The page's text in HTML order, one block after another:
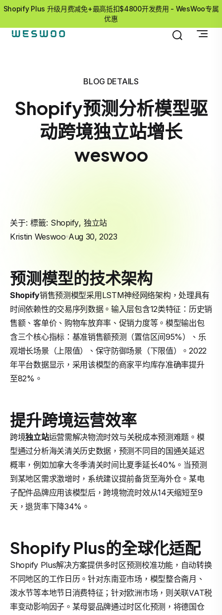
Shopify Plus 升级月费减免+最高抵扣$4800开发费用 - WesWoo专属
优惠
BLOG DETAILS
Shopify预测分析模型驱
动跨境独立站增长
weswoo
关于: 標籤: Shopify, 独立站
Kristin Weswoo Aug 30, 2023
预测模型的技术架构
Shopify销售预测模型采用LSTM神经网络架构，处理具有
时间依赖性的交易序列数据。输入层包含12类特征：历史销
售额、客单价、购物车放弃率、促销力度等。模型输出包
含三个核心指标：基准销售额预测（置信区间95%）、乐
观增长场景（上限值）、保守防御场景（下限值）。2022
年平台数据显示，采用该模型的商家平均库存准确率提升
至82%。
提升跨境运营效率
跨境独立站运营需解决物流时效与关税成本预测难题。模
型通过分析海关清关历史数据，预测不同目的国通关延迟
概率，例如加拿大冬季清关时间比夏季延长40%。当预测
到某地区需求激增时，系统建议提前备货至海外仓。某电
子配件品牌应用该模型后，跨境物流时效从14天缩短至9
天，退货率下降34%。
Shopify Plus的全球化适配
Shopify Plus解决方案提供多时区预测校准功能，自动转换
不同地区的工作日历。针对东南亚市场，模型整合斋月、
泼水节等本地节日消费特征；针对欧洲市场，则关联VAT税
率变动影响因子。某母婴品牌通过时区化预测，将德国仓